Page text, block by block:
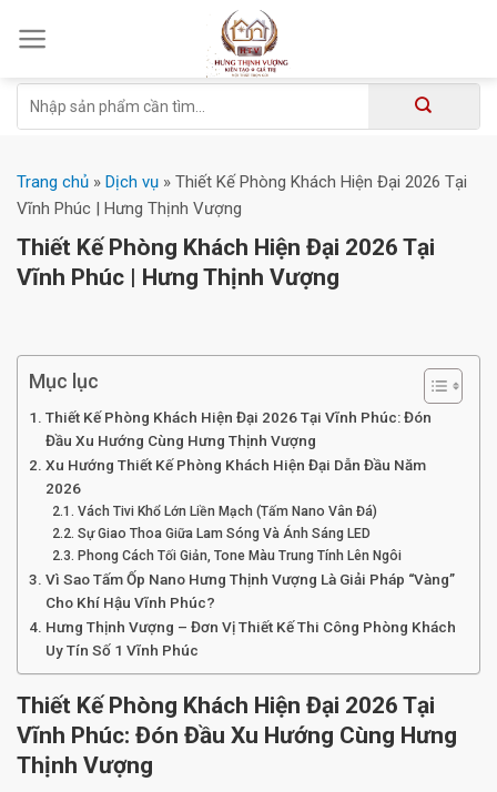
kiếm:
Trang chủ » Dịch vụ » Thiết Kế Phòng Khách Hiện Đại 2026 Tại
Vĩnh Phúc | Hưng Thịnh Vượng
Thiết Kế Phòng Khách Hiện Đại 2026 Tại
Vĩnh Phúc | Hưng Thịnh Vượng
Mục lục
Thiết Kế Phòng Khách Hiện Đại 2026 Tại Vĩnh Phúc: Đón
Đầu Xu Hướng Cùng Hưng Thịnh Vượng
Xu Hướng Thiết Kế Phòng Khách Hiện Đại Dẫn Đầu Năm
2026
Vách Tivi Khổ Lớn Liền Mạch (Tấm Nano Vân Đá)
Sự Giao Thoa Giữa Lam Sóng Và Ánh Sáng LED
Phong Cách Tối Giản, Tone Màu Trung Tính Lên Ngôi
Vì Sao Tấm Ốp Nano Hưng Thịnh Vượng Là Giải Pháp “Vàng”
Cho Khí Hậu Vĩnh Phúc?
Hưng Thịnh Vượng – Đơn Vị Thiết Kế Thi Công Phòng Khách
Uy Tín Số 1 Vĩnh Phúc
Thiết Kế Phòng Khách Hiện Đại 2026 Tại
Vĩnh Phúc: Đón Đầu Xu Hướng Cùng Hưng
Thịnh Vượng